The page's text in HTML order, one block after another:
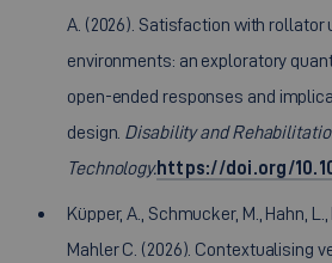
A. (2026). Satisfaction with rollator
environments: an exploratory
open-ended responses and
design. Disability and
Technology.https://doi.org/
Küpper, A., Schmucker, M., Hahn,
Mahler C. (2026). Contextualising